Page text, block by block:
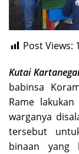
Post Views:
Kutai
babinsa
Rame
warganya
tersebut
binaan